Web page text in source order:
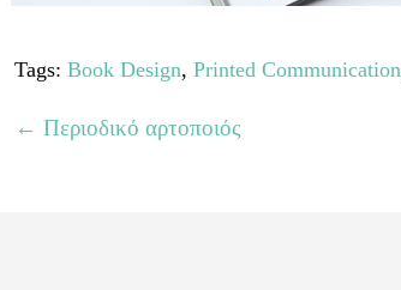
Tags: Book Design, Printed Communication
← Περιοδικό αρτοποιός